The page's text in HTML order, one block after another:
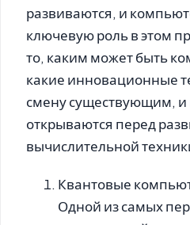
развиваются, и
ключевую роль в этом
то, каким может быть
какие инновационные
смену существующим, и
открываются перед
вычислительной
Квантовые
Одной из самых